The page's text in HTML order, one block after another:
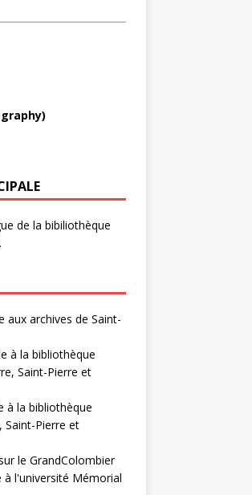
de la bibiliothèque
aux archives de Saint-
à la bibliothèque
Saint-Pierre et
à la bibliothèque
Saint-Pierre et
le GrandColombier
à l'université Mémorial